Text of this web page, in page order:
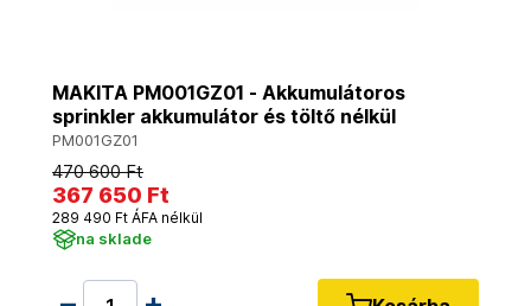
MAKITA PM001GZ01 - Akkumulátoros
sprinkler akkumulátor és töltő nélkül
PM001GZ01
470 600 Ft
367 650 Ft
289 490 Ft ÁFA nélkül
na sklade